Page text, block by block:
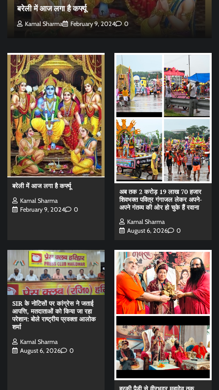
बरेली में आज लगा है कर्फ्यू
Kamal Sharma February 9, 2024 0
बरेली में आज लगा है कर्फ्यू
Kamal Sharma
February 9, 2024
0
अब तक 2 करोड़ 19 लाख 70 हजार
शिवभक्त पवित्र गंगाजल लेकर अपने-
अपने गंतव्य की ओर हो चुके हैं रवाना
Kamal Sharma
August 6, 2026
0
SIR के नोटिसों पर कांग्रेस ने जताई
आपत्ति, मतदाताओं को किया जा रहा
परेशान: बोले राष्ट्रीय प्रवक्ता आलोक
शर्मा
Kamal Sharma
August 6, 2026
0